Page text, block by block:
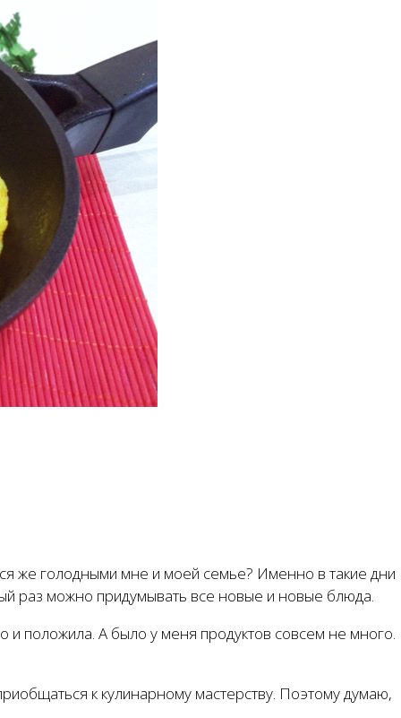
же голодными мне и моей семье? Именно в такие дни
раз можно придумывать все новые и новые блюда.
и положила. А было у меня продуктов совсем не много.
к кулинарному мастерству. Поэтому думаю,